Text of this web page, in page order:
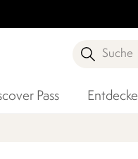
Suche
Pass Entdecke